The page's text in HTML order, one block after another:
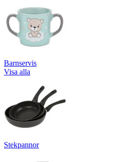
Barnservis
Visa alla
Stekpannor